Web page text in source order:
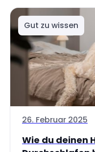
Gut zu wissen
26. Februar 2025
Wie du deinen